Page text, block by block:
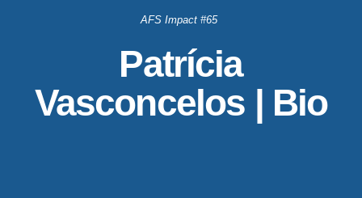
AFS Impact #65
Patrícia
Vasconcelos | Bio